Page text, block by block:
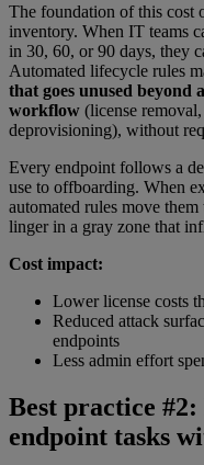
The foundation of this cost
inventory. When IT teams
in 30, 60, or 90 days, they
Automated lifecycle rules
that goes unused beyond
workflow (license
deprovisioning), without
Every endpoint follows a
use to offboarding. When
automated rules move
linger in a gray zone that
Cost impact:
Lower license costs
Reduced attack
endpoints
Less admin effort
Best practice
endpoint tasks